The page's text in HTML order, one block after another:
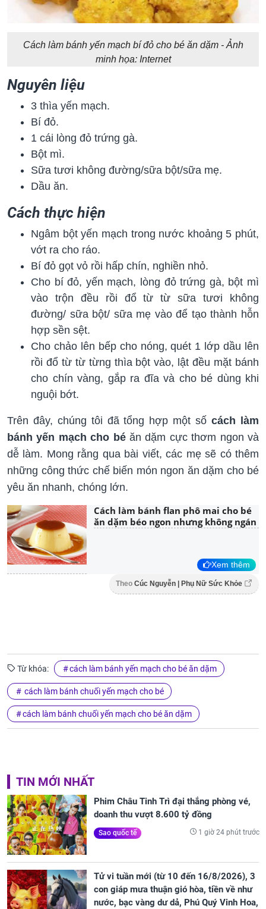
Cách làm bánh yến mạch bí đỏ cho bé ăn dặm - Ảnh
minh họa: Internet
Nguyên liệu
3 thìa yến mạch.
Bí đỏ.
1 cái lòng đỏ trứng gà.
Bột mì.
Sữa tươi không đường/sữa bột/sữa mẹ.
Dầu ăn.
Cách thực hiện
Ngâm bột yến mạch trong nước khoảng 5 phút,
vớt ra cho ráo.
Bí đỏ gọt vỏ rồi hấp chín, nghiền nhỏ.
Cho bí đỏ, yến mạch, lòng đỏ trứng gà, bột mì
vào trộn đều rồi đổ từ từ sữa tươi không
đường/ sữa bột/ sữa mẹ vào để tạo thành hỗn
hợp sền sệt.
Cho chảo lên bếp cho nóng, quét 1 lớp dầu lên
rồi đổ từ từ từng thìa bột vào, lật đều mặt bánh
cho chín vàng, gắp ra đĩa và cho bé dùng khi
nguội bớt.
Trên đây, chúng tôi đã tổng hợp một sốcách làm
bánh yến mạch cho béăn dặm cực thơm ngon và
dễ làm. Mong rằng qua bài viết, các mẹ sẽ có thêm
những công thức chế biến món ngon ăn dặm cho bé
yêu ăn nhanh, chóng lớn.
Cách làm bánh flan phô mai cho bé
ăn dặm béo ngon nhưng không ngán
Xem thêm
Theo Cúc Nguyễn | Phụ Nữ Sức Khỏe
Từ khóa: cách làm bánh yến mạch cho bé ăn dặm
cách làm bánh chuối yến mạch cho bé
cách làm bánh chuối yến mạch cho bé ăn dặm
TIN MỚI NHẤT
Phim Châu Tinh Trì đại thắng phòng vé,
doanh thu vượt 8.600 tỷ đồng
Sao quốc tế 1 giờ 24 phút trước
Tử vi tuần mới (từ 10 đến 16/8/2026), 3
con giáp mưa thuận gió hòa, tiền về như
nước, bạc vàng dư dả, Phú Quý Vinh Hoa,